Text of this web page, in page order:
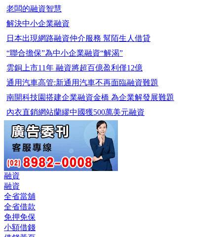
老闆的融資智慧
解決中小企業融資
日本出現網路融資仲介服務 幫陌生人借貸
“聯合擔保”為中小企業融資“解渴”
雲銅上市11年 融資將超百億盈利僅12億
通用汽車高管:新通用汽車不再面臨融資難題
南開科技園搭建企業融資金橋 為企業解發展難題
內衣直銷網站蘭繆中國獲500萬美元融資
融資
融資
全省當舖
全省借款
免押免保
小額借錢